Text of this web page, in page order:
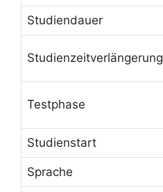
Studiendauer
Studienzeitverlängerung
Testphase
Studienstart
Sprache